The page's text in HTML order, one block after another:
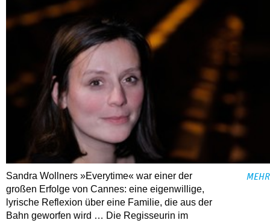
Sandra Wollners »Everytime« war einer der
großen Erfolge von Cannes: eine eigenwillige,
lyrische Reflexion über eine ­Familie, die aus der
Bahn geworfen wird … Die Regisseurin im
MEHR